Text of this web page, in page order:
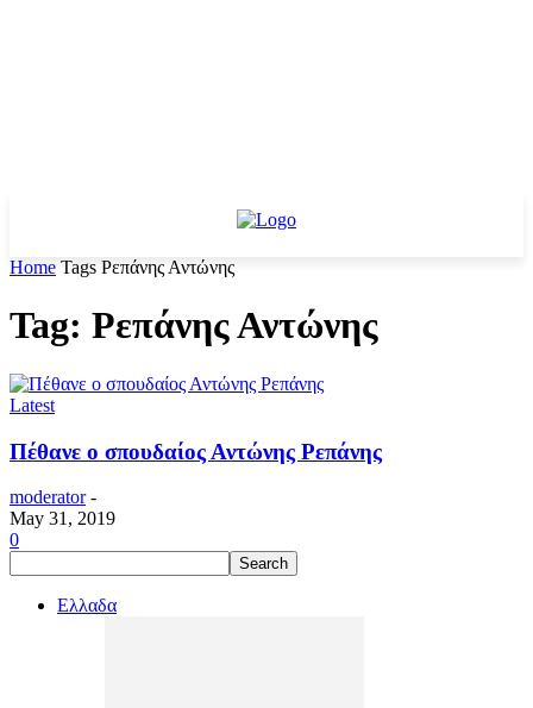
Home Tags Ρεπάνης Αντώνης
Tag: Ρεπάνης Αντώνης
Latest
Πέθανε ο σπουδαίος Αντώνης Ρεπάνης
moderator -
May 31, 2019
0
Ελλαδα